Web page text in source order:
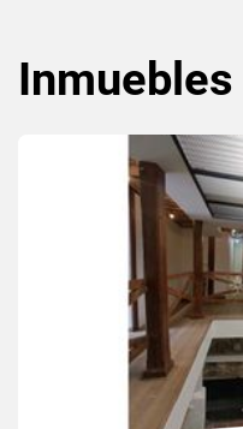
Inmuebles